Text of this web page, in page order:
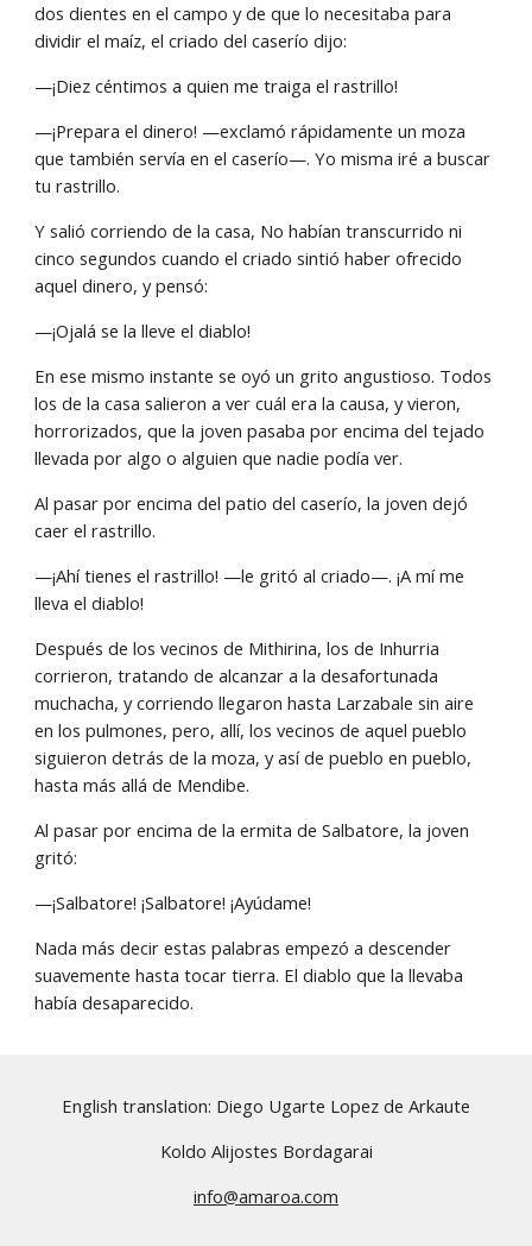
dos dientes en el campo y de que lo necesitaba para
dividir el maíz, el criado del caserío dijo:
—¡Diez céntimos a quien me traiga el rastrillo!
—¡Prepara el dinero! —exclamó rápidamente un moza
que también servía en el caserío—. Yo misma iré a buscar
tu rastrillo.
Y salió corriendo de la casa, No habían transcurrido ni
cinco segundos cuando el criado sintió haber ofrecido
aquel dinero, y pensó:
—¡Ojalá se la lleve el diablo!
En ese mismo instante se oyó un grito angustioso. Todos
los de la casa salieron a ver cuál era la causa, y vieron,
horrorizados, que la joven pasaba por encima del tejado
llevada por algo o alguien que nadie podía ver.
Al pasar por encima del patio del caserío, la joven dejó
caer el rastrillo.
—¡Ahí tienes el rastrillo! —le gritó al criado—. ¡A mí me
lleva el diablo!
Después de los vecinos de Mithirina, los de Inhurria
corrieron, tratando de alcanzar a la desafortunada
muchacha, y corriendo llegaron hasta Larzabale sin aire
en los pulmones, pero, allí, los vecinos de aquel pueblo
siguieron detrás de la moza, y así de pueblo en pueblo,
hasta más allá de Mendibe.
Al pasar por encima de la ermita de Salbatore, la joven
gritó:
—¡Salbatore! ¡Salbatore! ¡Ayúdame!
Nada más decir estas palabras empezó a descender
suavemente hasta tocar tierra. El diablo que la llevaba
había desaparecido.
English translation: Diego Ugarte Lopez de Arkaute
Koldo Alijostes Bordagarai
info@amaroa.com